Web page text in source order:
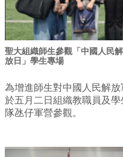
聖大組織師生參觀「中國人民
放日」學生專場
為增進師生對中國人民解
於五月二日組織教職員及
隊氹仔軍營參觀。